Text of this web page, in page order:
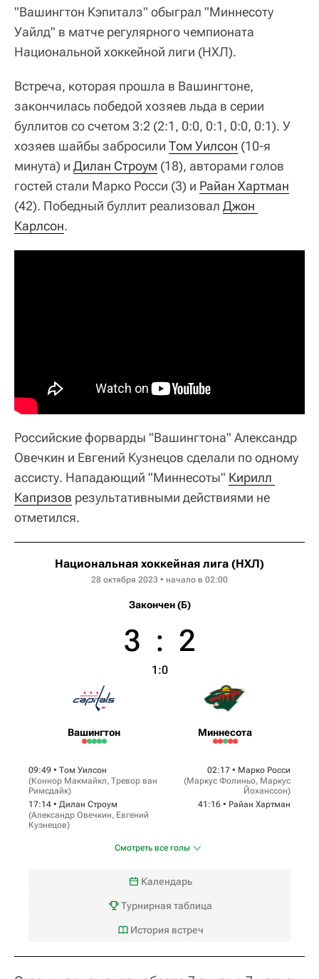
"Вашингтон Кэпиталз" обыграл "Миннесоту
Уайлд" в матче регулярного чемпионата
Национальной хоккейной лиги (НХЛ).
Встреча, которая прошла в Вашингтоне,
закончилась победой хозяев льда в серии
буллитов со счетом 3:2 (2:1, 0:0, 0:1, 0:0, 0:1). У
хозяев шайбы забросили Том Уилсон (10-я
минута) и Дилан Строум (18), авторами голов
гостей стали Марко Росси (3) и Райан Хартман
(42). Победный буллит реализовал Джон
Карлсон.
Российские форварды "Вашингтона" Александр
Овечкин и Евгений Кузнецов сделали по одному
ассисту. Нападающий "Миннесоты" Кирилл
Капризов результативными действиями не
отметился.
Национальная хоккейная лига (НХЛ)
28 октября 2023 • начало в 02:00
Закончен (Б)
Вашингтон
3 : 2
1:0
Миннесота
09:49 • Том Уилсон
(Коннор Макмайкл, Тревор ван
Римсдайк)
17:14 • Дилан Строум
(Александр Овечкин, Евгений
Кузнецов)
02:17 • Марко Росси
(Маркус Фолиньо, Маркус
Йоханссон)
41:16 • Райан Хартман
Смотреть все голы
Календарь
Турнирная таблица
История встреч